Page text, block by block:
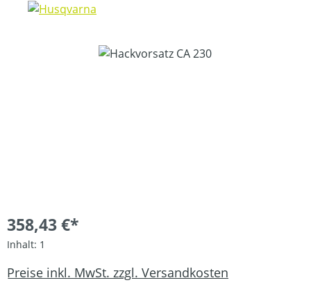
Bildergalerie überspringen
358,43 €*
Inhalt: 1
Preise inkl. MwSt. zzgl. Versandkosten